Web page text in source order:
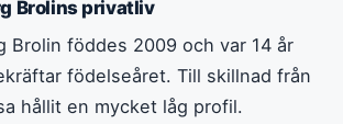
Brolins privatliv
Brolin föddes 2009 och var 14 år
födelseåret. Till skillnad från
hållit en mycket låg profil.